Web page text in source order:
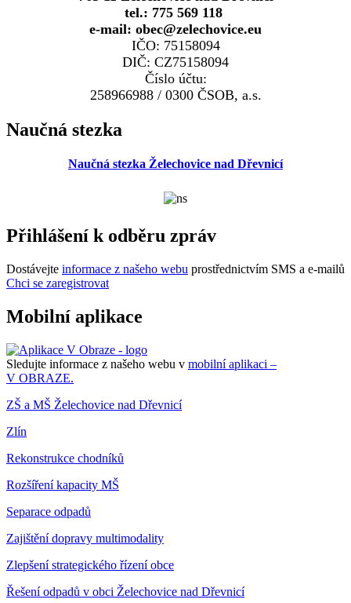
tel.: 775 569 118
e-mail: obec@zelechovice.eu
IČO: 75158094
DIČ: CZ75158094
Číslo účtu:
258966988 / 0300 ČSOB, a.s.
Naučná stezka
Naučná stezka Želechovice nad Dřevnicí
Přihlášení k odběru zpráv
Dostávejte informace z našeho webu prostřednictvím SMS a e-mailů
Chci se zaregistrovat
Mobilní aplikace
Sledujte informace z našeho webu v mobilní aplikaci –
V OBRAZE.
ZŠ a MŠ Želechovice nad Dřevnicí
Zlín
Rekonstrukce chodníků
Rozšíření kapacity MŠ
Separace odpadů
Zajištění dopravy multimodality
Zlepšení strategického řízení obce
Řešení odpadů v obci Želechovice nad Dřevnicí